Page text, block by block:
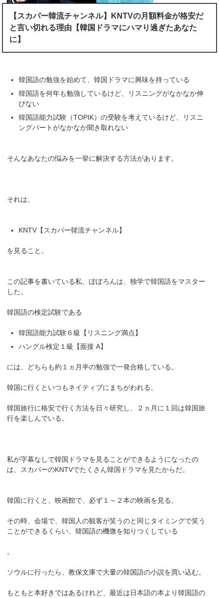
【スカパー韓流チャンネル】KNTVの月額料金が格安だ
と言い切れる理由【韓国ドラマにハマり過ぎたあなた
に】
韓国語の勉強を始めて、韓国ドラマに興味を持っている
韓国語を何年も勉強しているけど、リスニングがなかなか伸
びない
韓国語能力試験（TOPIK）の受験を考えているけど、リスニ
ングパートがなかなか聞き取れない
そんなあなたの悩みを一挙に解決する方法があります。
それは、
KNTV【スカパー韓流チャンネル】
を見ること。
この記事を書いている私、ぽぽろんは、独学で韓国語をマスター
した。
韓国語の検定試験である
韓国語能力試験６級【リスニング満点】
ハングル検定１級【面接 A】
には、どちらも約１ヵ月半の勉強で一発合格している。
韓国に行くといつもネイティブにまちがわれる。
韓国旅行に格安で行く方法を日々研究し、２ヵ月に１回は韓国旅
行を楽しんでいる。
私が字幕なしで韓国ドラマを見ることができるようになったの
は、スカパーのKNTVでたくさん韓国ドラマを見たからだ。
韓国に行くと、映画館で、必ず１～２本の映画を見る。
その時、会場で、韓国人の観客が笑うのと同じタイミングで笑う
ことができるくらい、韓国語の機微を知りつくしている
。
ソウルに行ったら、教保文庫で大量の韓国語の小説を買い込む。
もともと本好きではあるけれど、最近は日本語の本より韓国語の